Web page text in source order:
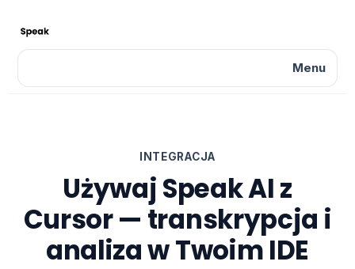
Menu
INTEGRACJA
Używaj Speak AI z
Cursor — transkrypcja i
analiza w Twoim IDE